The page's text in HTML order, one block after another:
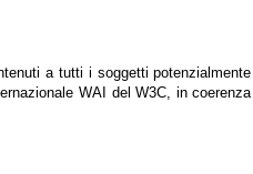
a tutti i soggetti potenzialmente
WAI del W3C, in coerenza